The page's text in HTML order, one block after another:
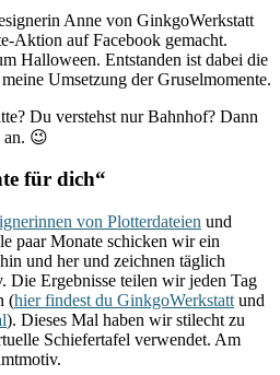
Anne von GinkgoWerkstatt
Aktion auf Facebook gemacht.
Halloween. Entstanden ist dabei die
Umsetzung der Gruselmomente.
Du verstehst nur Bahnhof? Dann
an. 😉
für dich“
von Plotterdateien und
paar Monate schicken wir ein
und her und zeichnen täglich
Die Ergebnisse teilen wir jeden Tag
(hier findest du GinkgoWerkstatt und
). Dieses Mal haben wir stilecht zu
Schiefertafel verwendet. Am